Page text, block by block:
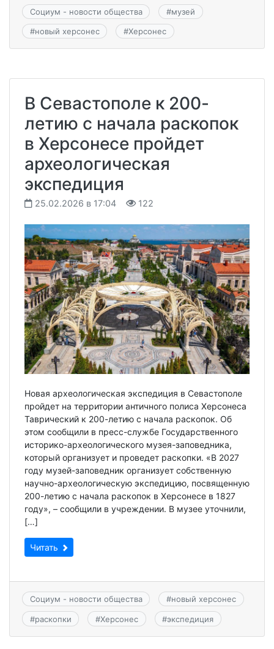
Социум - новости общества #музей
#новый херсонес #Херсонес
В Севастополе к 200-
летию с начала раскопок
в Херсонесе пройдет
археологическая
экспедиция
25.02.2026 в 17:04 122
Новая археологическая экспедиция в Севастополе
пройдет на территории античного полиса Херсонеса
Таврический к 200-летию с начала раскопок. Об
этом сообщили в пресс-службе Государственного
историко-археологического музея-заповедника,
который организует и проведет раскопки. «В 2027
году музей-заповедник организует собственную
научно-археологическую экспедицию, посвященную
200-летию с начала раскопок в Херсонесе в 1827
году», – сообщили в учреждении. В музее уточнили,
[…]
Читать
Социум - новости общества #новый херсонес
#раскопки #Херсонес #экспедиция